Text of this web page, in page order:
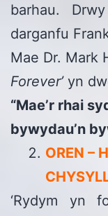
barhau.
darganfu
Mae Dr. Mark
Forever’yn
“Mae’r rhai
bywydau’n
OREN –
‘Rydym yn